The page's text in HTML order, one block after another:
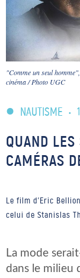
"Comme un seul
cinéma / Photo UGC
NAUTISME •
QUAND
CAMÉRAS
Le film d'Eric
celui de Stanislas
La mode
dans le milieu